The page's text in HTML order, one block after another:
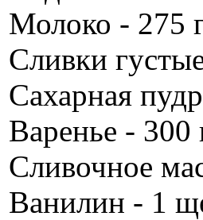
Молоко - 275
Сливки
Сахарная
Варенье - 300
Сливочное
Ванилин - 1